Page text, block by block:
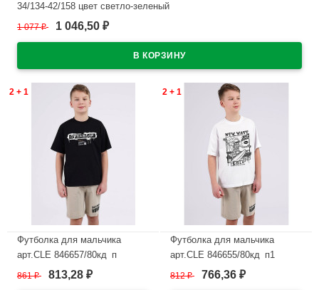
34/134-42/158 цвет светло-зеленый
В наличии
1 077₽ 1 046,50 ₽
2 + 1
Футболка для мальчика
арт.CLE 846657/80кд_п
размер 34/134-42/158 цвет
861₽ 813,28 ₽
2 + 1
Футболка для мальчика
арт.CLE 846655/80кд_п1
размер 34/134-42/158 цвет
812₽ 766,36 ₽